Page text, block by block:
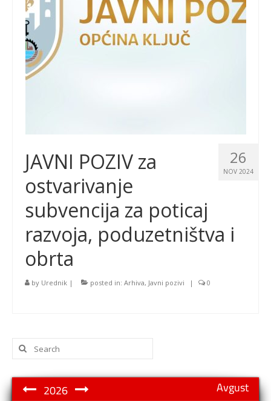
26
NOV 2024
JAVNI POZIV za
ostvarivanje
subvencija za poticaj
razvoja, poduzetništva i
obrta
by Urednik | posted in: Arhiva, Javni pozivi | 0
Search
for:
Avgust
2026